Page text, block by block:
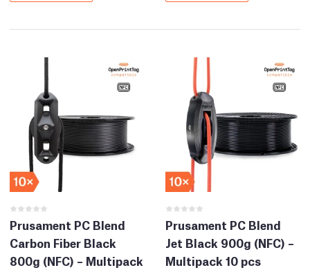
Prusament PC Blend
Carbon Fiber Black
800g (NFC) – Multipack
Prusament PC Blend
Jet Black 900g (NFC) –
Multipack 10 pcs